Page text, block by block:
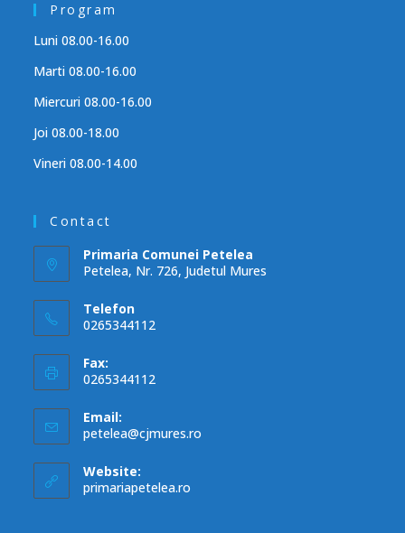
Program
Luni 08.00-16.00
Marti 08.00-16.00
Miercuri 08.00-16.00
Joi 08.00-18.00
Vineri 08.00-14.00
Contact
Primaria Comunei Petelea
Petelea, Nr. 726, Judetul Mures
Telefon
0265344112
Fax:
0265344112
Email:
petelea@cjmures.ro
Website:
primariapetelea.ro